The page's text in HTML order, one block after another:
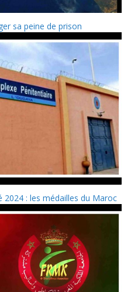
sa peine de prison
2024 : les médailles du Maroc